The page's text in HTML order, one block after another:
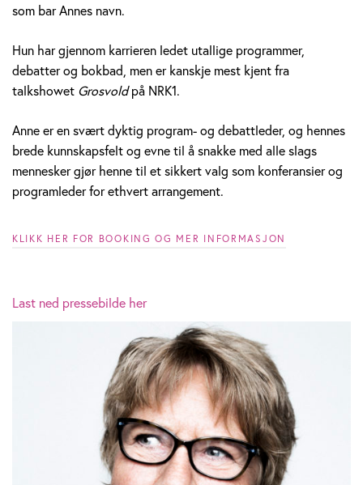
som bar Annes navn.
Hun har gjennom karrieren ledet utallige programmer,
debatter og bokbad, men er kanskje mest kjent fra
talkshowet Grosvoldpå NRK1.
Anne er en svært dyktig program- og debattleder, og hennes
brede kunnskapsfelt og evne til å snakke med alle slags
mennesker gjør henne til et sikkert valg som konferansier og
programleder for ethvert arrangement.
KLIKK HER FOR BOOKING OG MER INFORMASJON
Last ned pressebilde her